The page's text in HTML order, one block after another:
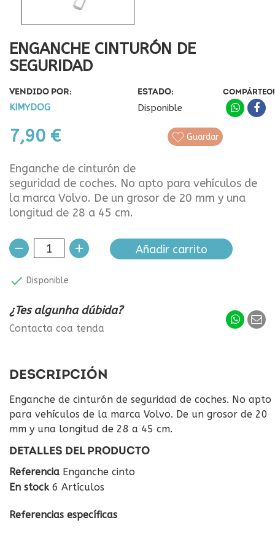
ENGANCHE CINTURÓN DE
SEGURIDAD
VENDIDO POR:
KIMYDOG
ESTADO:
Disponible
7,90 €
COMPÁRTEO!
Guardar
Enganche de cinturón de
seguridad de coches. No apto para vehículos de
la marca Volvo. De un grosor de 20 mm y una
longitud de 28 a 45 cm.
Añadir carrito
 Disponible
¿Tes algunha dúbida?
Contacta coa tenda
DESCRIPCIÓN
Enganche de cinturón de seguridad de coches. No apto
para vehículos de la marca Volvo. De un grosor de 20
mm y una longitud de 28 a 45 cm.
DETALLES DEL PRODUCTO
Referencia Enganche cinto
En stock 6 Artículos
Referencias específicas